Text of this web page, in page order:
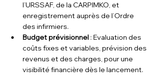
l’URSSAF, de la CARPIMKO, et
enregistrement auprès de l’Ordre
des infirmiers.
Budget prévisionnel : Evaluation des
coûts fixes et variables, prévision des
revenus et des charges, pour une
visibilité financière dès le lancement.